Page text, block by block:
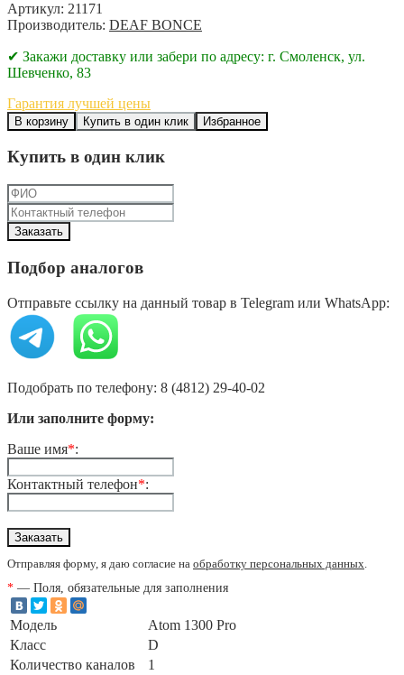
Артикул: 21171
Производитель: DEAF BONCE
✔ Закажи доставку или забери по адресу: г. Смоленск, ул.
Шевченко, 83
Гарантия лучшей цены
В корзину Купить в один клик Избранное
Купить в один клик
Подбор аналогов
Отправьте ссылку на данный товар в Telegram или WhatsApp:
Подобрать по телефону: 8 (4812) 29-40-02
Или заполните форму:
Ваше имя*:
Контактный телефон*:
Отправляя форму, я даю согласие на обработку персональных данных.
* — Поля, обязательные для заполнения
Модель
Atom 1300 Pro
Класс
D
Количество каналов
1